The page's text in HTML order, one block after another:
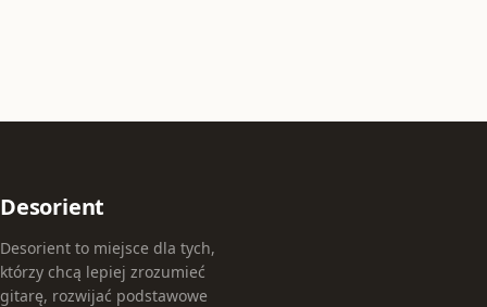
Desorient
Desorient to miejsce dla tych,
którzy chcą lepiej zrozumieć
gitarę, rozwijać podstawowe